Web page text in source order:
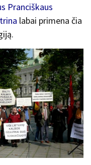
Pranciškaus
labai primena čia